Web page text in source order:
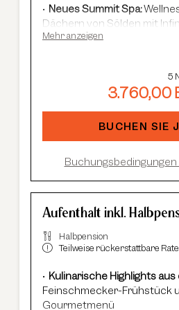
privaten Sauna im Wohn- und
ausgestattet und bieten einen
auf den Nederkogl.
Neues Summit Spa:
Dächern von Sölden mit
und Cardio Fitness
kostenlose
47 Eintritt, geführte
Mehr anzeigen
5
3.760,00
BUCHEN SIE
Aufenthalt inkl.
Halbpension
Teilweise rückerstattbare Rate
Kulinarische Highlights
Feinschmecker-Frühstück
Gourmetmenü